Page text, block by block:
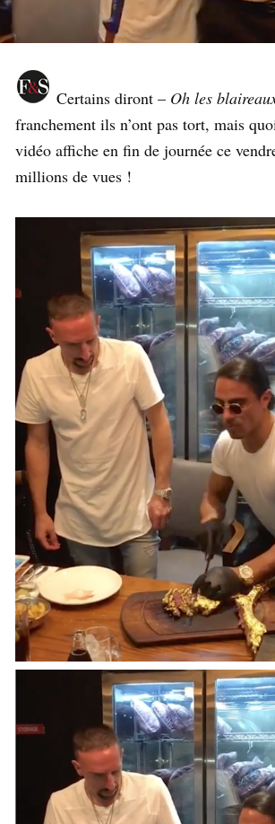
Certains diront – Oh les
franchement ils n’ont pas tort, mais
vidéo affiche en fin de journée ce
millions de vues !